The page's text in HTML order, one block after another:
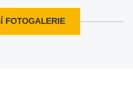
FOTOGALERIE